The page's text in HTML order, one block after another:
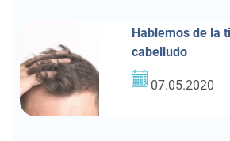
Hablemos de la
cabelludo
07.05.2020